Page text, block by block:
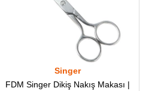
Singer
FDM Singer Dikiş Nakış Makası |